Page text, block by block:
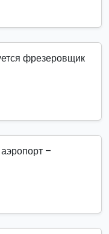
фрезеровщик
–